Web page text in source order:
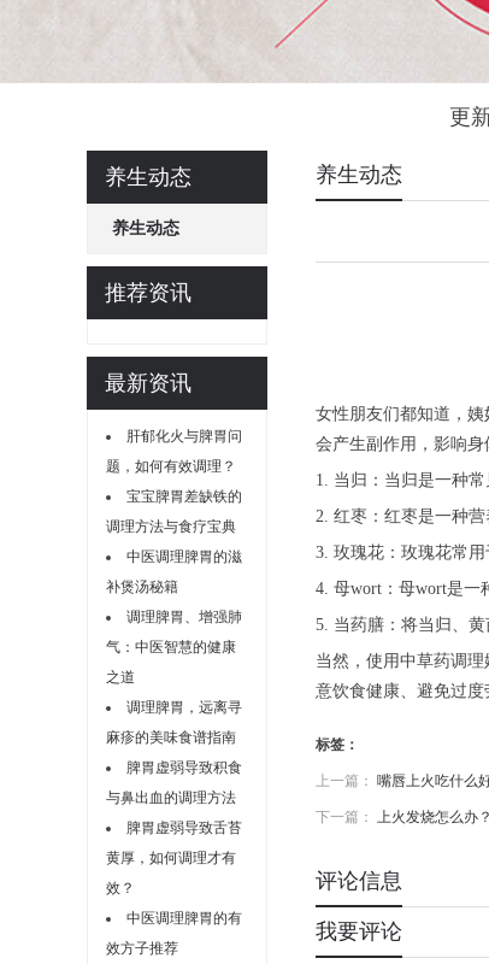
更
养生动态
养生动态
推荐资讯
最新资讯
肝郁化火与脾胃问
题，如何有效调理？
宝宝脾胃差缺铁的
调理方法与食疗宝典
中医调理脾胃的滋
补煲汤秘籍
调理脾胃、增强肺
气：中医智慧的健康
之道
调理脾胃，远离寻
麻疹的美味食谱指南
脾胃虚弱导致积食
与鼻出血的调理方法
脾胃虚弱导致舌苔
黄厚，如何调理才有
效？
中医调理脾胃的有
效方子推荐
养生动态
女性朋友们都知道，
会产生副作用，影响身
1. 当归：当归是一种
2. 红枣：红枣是一种
3. 玫瑰花：玫瑰花常
4. 母wort：母wort是一
5. 当药膳：将当归、
当然，使用中草药调
意饮食健康、避免过度
标签：
上一篇： 嘴唇上火吃什么
下一篇： 上火发烧怎么办
评论信息
我要评论